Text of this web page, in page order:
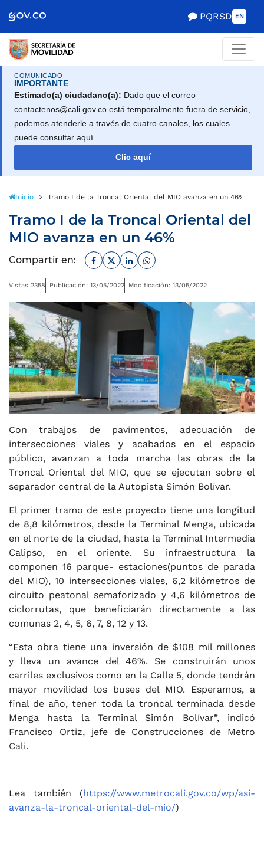
de Gobierno
PQRSD EN
COMUNICADO
IMPORTANTE
Estimado(a) ciudadano(a): Dado que el correo
contactenos@cali.gov.co está temporalmente fuera de servicio,
podemos atenderle a través de cuatro canales, los cuales
puede consultar aquí.
Clic aquí
Inicio Tramo I de la Troncal Oriental del MIO avanza en un 46%
Tramo I de la Troncal Oriental del
MIO avanza en un 46%
Compartir en: Facebook
TwitterLinkedinWhatsapp
Vistas 2358 Publicación: 13/05/2022 Modificación: 13/05/2022
Con trabajos de pavimentos, adecuación de
intersecciones viales y acabados en el espacio
público, avanzan a toda marcha las obras de la
Troncal Oriental del MIO, que se ejecutan sobre el
separador central de la Autopista Simón Bolívar.
El primer tramo de este proyecto tiene una longitud
de 8,8 kilómetros, desde la Terminal Menga, ubicada
en el norte de la ciudad, hasta la Terminal Intermedia
Calipso, en el oriente. Su infraestructura la
componen 16 parque- estaciones(puntos de parada
del MIO), 10 intersecciones viales, 6,2 kilómetros de
circuito peatonal semaforizado y 4,6 kilómetros de
ciclorrutas, que beneficiarán directamente a las
comunas 2, 4, 5, 6, 7, 8, 12 y 13.
“Esta obra tiene una inversión de $108 mil millones
y lleva un avance del 46%. Se construirán unos
carriles exclusivos como en la Calle 5, donde tendrán
mayor movilidad los buses del MIO. Esperamos, a
final de año, tener toda la troncal terminada desde
Menga hasta la Terminal Simón Bolívar”, indicó
Francisco Ortiz, jefe de Construcciones de Metro
Cali.
Lea también (https://www.metrocali.gov.co/wp/asi-
avanza-la-troncal-oriental-del-mio/)